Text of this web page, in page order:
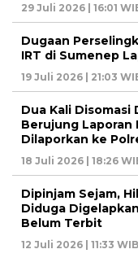
29 Juli 2026 | 16:01
Dugaan
IRT di Sumenep
19 Juli 2026 | 21:03
Dua Kali
Berujung Laporan
Dilaporkan ke
18 Juli 2026 | 18:26
Dipinjam Sejam,
Diduga
Belum Terbit
12 Juli 2026 | 11:33 WIB